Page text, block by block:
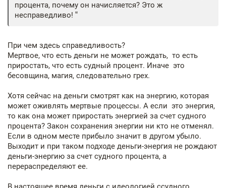
процента, почему он начисляется? Это ж
несправедливо!
При чем здесь справедливость?
Мертвое, что есть деньги не может рождать, то есть
приростать, что есть судный процент. Иначе это
бесовщина, магия, следовательно грех.
Хотя сейчас на деньги смотрят как на энергию, которая
может оживлять мертвые процессы. А если это энергия,
то как она может приростать энергией за счет судного
процента? Закон сохранения энергии ни кто не отменял.
Если в одном месте прибыло значит в другом убыло.
Выходит и при таком подходе деньги-энергия не рождают
деньги-энергию за счет судного процента, а
перераспределяют ее.